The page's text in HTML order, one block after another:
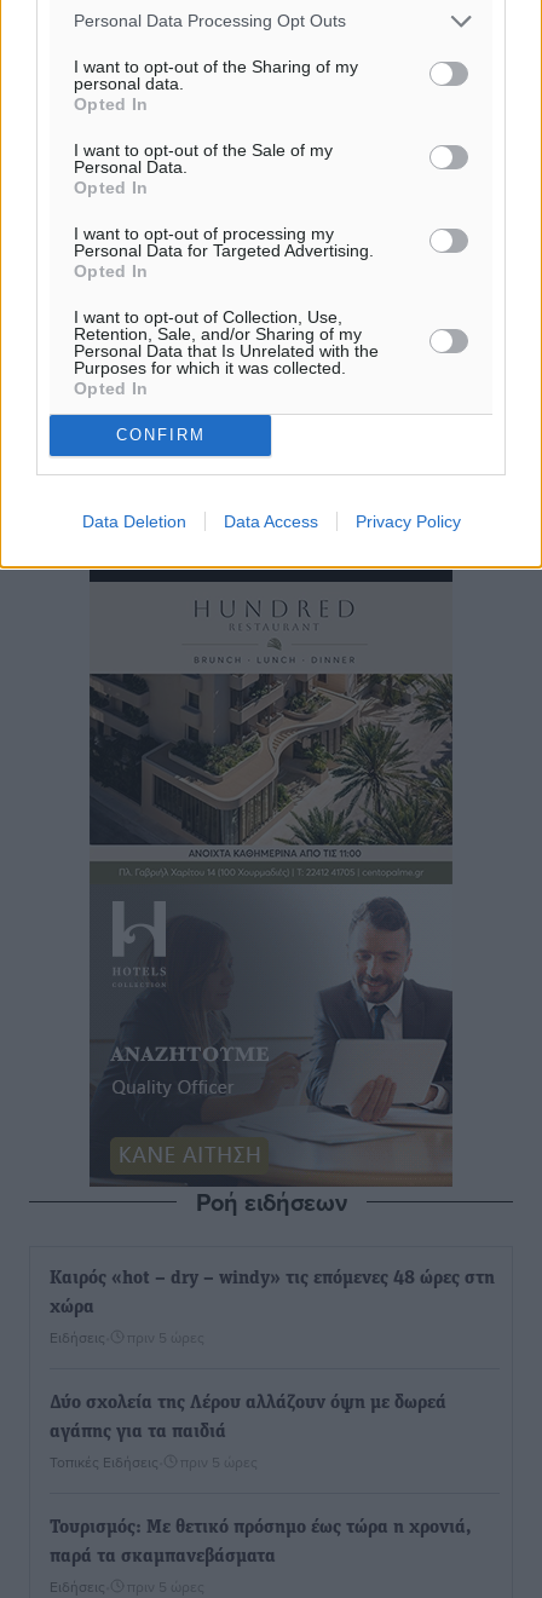
Personal Data Processing Opt Outs
I want to opt-out of the Sharing of my
personal data.
Opted In
I want to opt-out of the Sale of my
Personal Data.
Opted In
I want to opt-out of processing my
Personal Data for Targeted Advertising.
Opted In
I want to opt-out of Collection, Use,
Retention, Sale, and/or Sharing of my
Personal Data that Is Unrelated with the
Purposes for which it was collected.
Opted In
CONFIRM
Data Deletion Data Access Privacy Policy
πρόγνωση:
Ροή ειδήσεων
Καιρός «hot – dry – windy» τις επόμενες 48 ώρες στη
χώρα
Ειδήσεις πριν 5 ώρες
Δύο σχολεία της Λέρου αλλάζουν όψη με δωρεά
αγάπης για τα παιδιά
Τοπικές Ειδήσεις πριν 5 ώρες
Τουρισμός: Με θετικό πρόσημο έως τώρα η χρονιά,
παρά τα σκαμπανεβάσματα
Ειδήσεις πριν 5 ώρες